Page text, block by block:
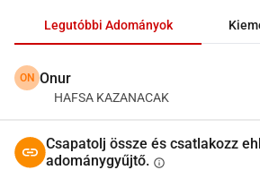
Legutóbbi Adományok
ON Onur
HAFSA KAZANACAK
Csapatolj össze és csatlakozz
adománygyűjtő. info